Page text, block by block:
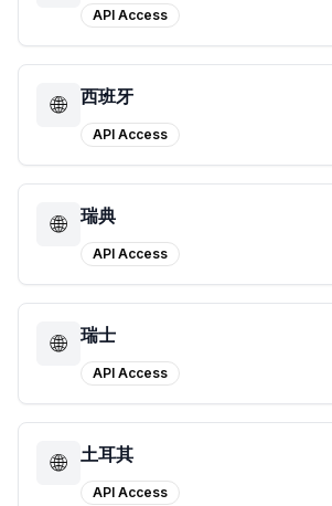
API Access
🌐 西班牙
API Access
🌐 瑞典
API Access
🌐 瑞士
API Access
🌐 土耳其
API Access